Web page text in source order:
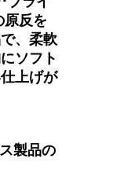
原反を
、柔軟
ソフト
上げが
製品の